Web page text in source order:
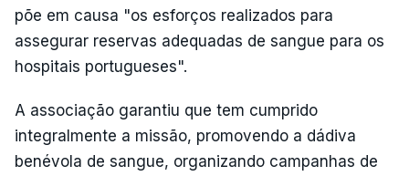
põe em causa "os esforços realizados para
assegurar reservas adequadas de sangue para os
hospitais portugueses".
A associação garantiu que tem cumprido
integralmente a missão, promovendo a dádiva
benévola de sangue, organizando campanhas de